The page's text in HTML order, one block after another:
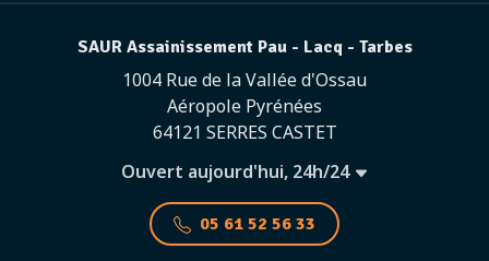
SAUR Assainissement Pau - Lacq - Tarbes
1004 Rue de la Vallée d'Ossau
Aéropole Pyrénées
64121 SERRES CASTET
Ouvert aujourd'hui, 24h/24
05 61 52 56 33